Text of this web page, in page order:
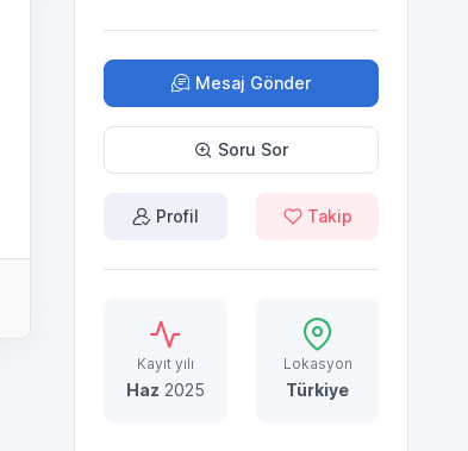
Mesaj Gönder
Soru Sor
Profil Takip
Kayıt yılı
Haz 2025
Lokasyon
Türkiye